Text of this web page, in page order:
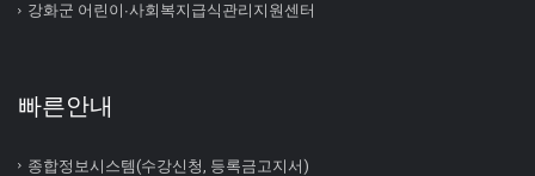
강화군 어린이∙사회복지급식관리지원센터
빠른안내
종합정보시스템(수강신청, 등록금고지서)